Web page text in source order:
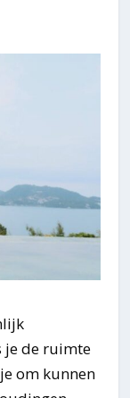
je de ruimte
om kunnen